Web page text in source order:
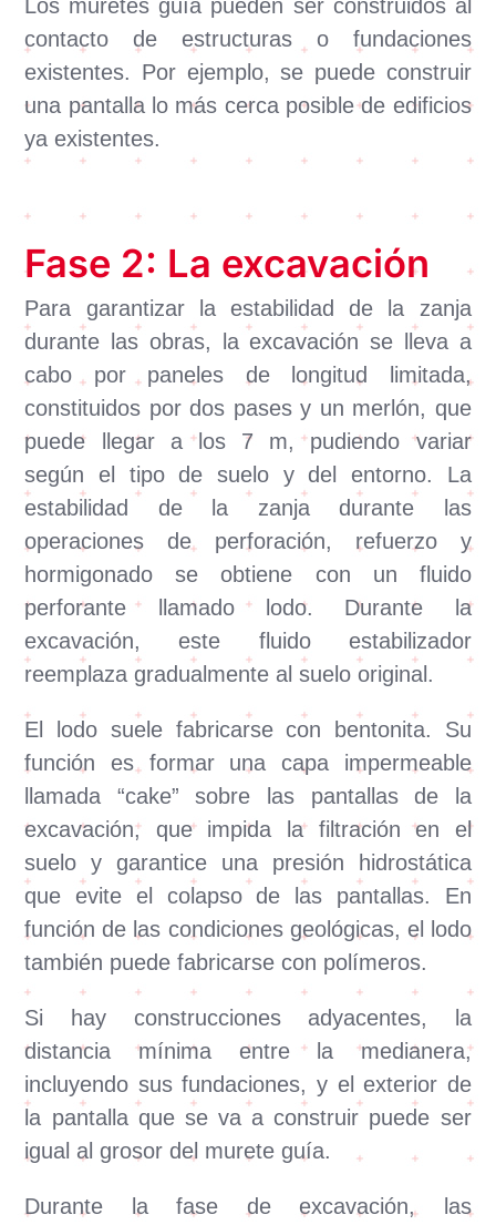
Los muretes guía pueden ser construidos al
contacto de estructuras o fundaciones
existentes. Por ejemplo, se puede construir
una pantalla lo más cerca posible de edificios
ya existentes.
Fase 2: La excavación
Para garantizar la estabilidad de la zanja
durante las obras, la excavación se lleva a
cabo por paneles de longitud limitada,
constituidos por dos pases y un merlón, que
puede llegar a los 7 m, pudiendo variar
según el tipo de suelo y del entorno. La
estabilidad de la zanja durante las
operaciones de perforación, refuerzo y
hormigonado se obtiene con un fluido
perforante llamado lodo. Durante la
excavación, este fluido estabilizador
reemplaza gradualmente al suelo original.
El lodo suele fabricarse con bentonita. Su
función es formar una capa impermeable
llamada “cake” sobre las pantallas de la
excavación, que impida la filtración en el
suelo y garantice una presión hidrostática
que evite el colapso de las pantallas. En
función de las condiciones geológicas, el lodo
también puede fabricarse con polímeros.
Si hay construcciones adyacentes, la
distancia mínima entre la medianera,
incluyendo sus fundaciones, y el exterior de
la pantalla que se va a construir puede ser
igual al grosor del murete guía.
Durante la fase de excavación, las